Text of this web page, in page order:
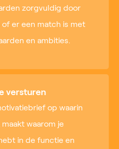
zorgvuldig door
of er een match is met
en ambities.
versturen
op waarin
maakt waarom je
in de functie en